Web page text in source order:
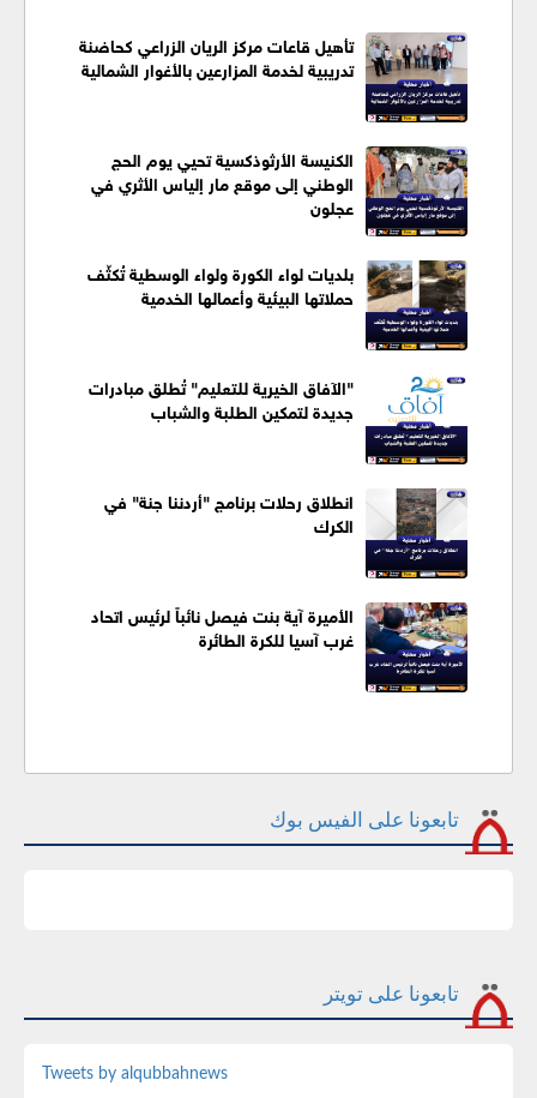
تأهيل قاعات مركز الريان الزراعي كحاضنة
تدريبية لخدمة المزارعين بالأغوار الشمالية
الكنيسة الأرثوذكسية تحيي يوم الحج
الوطني إلى موقع مار إلياس الأثري في
عجلون
بلديات لواء الكورة ولواء الوسطية تُكثّف
حملاتها البيئية وأعمالها الخدمية
"الآفاق الخيرية للتعليم" تُطلق مبادرات
جديدة لتمكين الطلبة والشباب
انطلاق رحلات برنامج "أردننا جنة" في
الكرك
الأميرة آية بنت فيصل نائباً لرئيس اتحاد
غرب آسيا للكرة الطائرة
تابعونا على الفيس بوك
تابعونا على تويتر
Tweets by alqubbahnews